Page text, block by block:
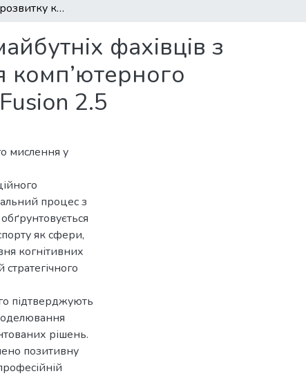
Актуальність розвитку критичного мислення у майбутніх фахівців з кіберспорту через вивчення дисципліни «Теорія комп’ютерного геймінгу» з використанням програми Clickteam Fusion 2.5
фахівців з
комп’ютерного
2.5
мислення у
процес з
як сфери,
когнітивних
підтверджують
рішень.
позитивну